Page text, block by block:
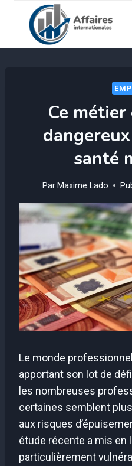
contenu
Ce
santé
Par Maxime Lado
Le monde
apportant son lot de
les nombreuses
certaines semblent
aux risques
étude récente a mis en
particulièrement